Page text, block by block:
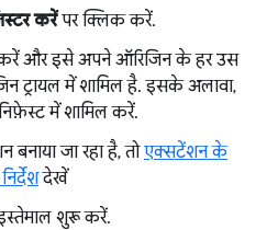
करेंपर क्लिक करें.
करें और इसे अपने ऑरिजिन के हर उस
ट्रायल में शामिल है. इसके अलावा,
में शामिल करें.
जा रहा है, तोएक्सटेंशन के
देखें
शुरू करें.